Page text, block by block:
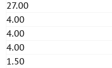
27.00
4.00
4.00
4.00
1.50